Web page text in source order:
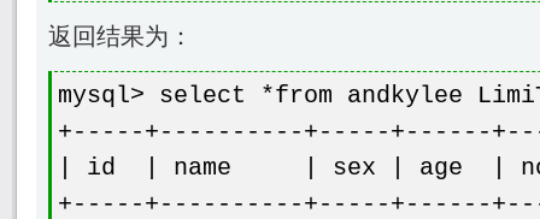
返回结果为：
mysql> select *from andkylee
+-----+----------+-----+------
| id | name | sex |
+-----+----------+-----+------